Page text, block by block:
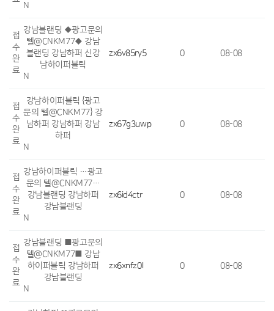
N
접
수
완
료
강남블랜딩 ◆광고문의
텔@CNKM77◆ 강남
블랜딩 강남하퍼 신강
남하이퍼블릭
N
zx6v85ry5 0 08-08
접
수
완
료
강남하이퍼블릭 {광고
문의 텔@CNKM77} 강
남하퍼 강남하퍼 강남
하퍼
N
zx67g3uwp 0 08-08
접
수
완
료
강남하이퍼블릭 …광고
문의 텔@CNKM77…
강남블랜딩 강남하퍼
강남블랜딩
N
zx6id4ctr 0 08-08
접
수
완
료
강남블랜딩 ■광고문의
텔@CNKM77■ 강남
하이퍼블릭 강남하퍼
강남블랜딩
N
zx6xnfz0l 0 08-08